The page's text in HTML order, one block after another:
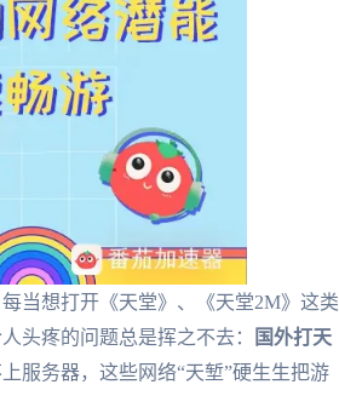
当想打开《天堂》、《天堂2M》这类
头疼的问题总是挥之不去：
国外打天
服务器，这些网络“天堑”硬生生把游